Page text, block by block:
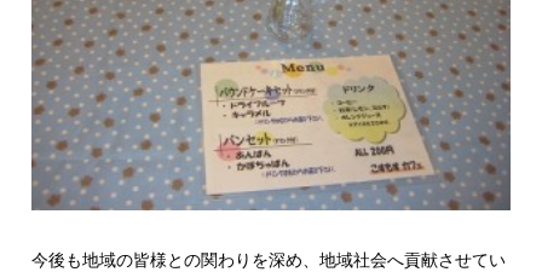
今後も地域の皆様との関わりを深め、地域社会へ貢献させてい